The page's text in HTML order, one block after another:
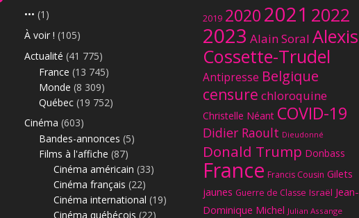
m
l
i
t
n
t
a
t
i
••• (1)
À voir ! (105)
Actualité (41 775)
France (13 745)
Monde (8 309)
Québec (19 752)
Cinéma (603)
Bandes-annonces (5)
Films à l'affiche (87)
Cinéma américain (33)
Cinéma français (22)
Cinéma international (19)
Cinéma québécois (22)
2019 20202021 2022
2023 Alain Soral Alexis
Cossette-Trudel
Antipresse Belgique
censure chloroquine
Christelle Néant COVID-19
Didier Raoult Dieudonné
Donald Trump Donbass
France Francis Cousin Gilets
jaunes Guerre de Classe Israël Jean-
Dominique Michel Julian Assange